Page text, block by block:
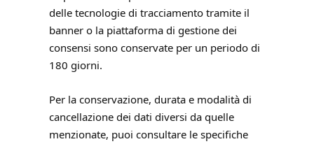
delle tecnologie di tracciamento tramite il
banner o la piattaforma di gestione dei
consensi sono conservate per un periodo di
180 giorni.
Per la conservazione, durata e modalità di
cancellazione dei dati diversi da quelle
menzionate, puoi consultare le specifiche